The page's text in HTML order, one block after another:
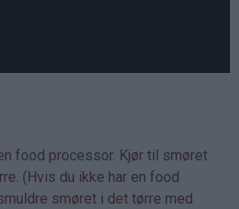
food processor. Kjør til smøret
(Hvis du ikke har en food
smøret i det tørre med